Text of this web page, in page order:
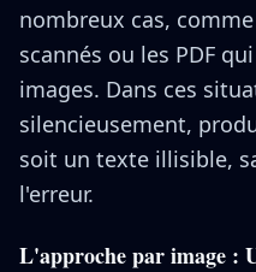
nombreux cas,
scannés ou les PDF
images. Dans ces
silencieusement,
soit un texte illisible,
l'erreur.
L'approche par image :